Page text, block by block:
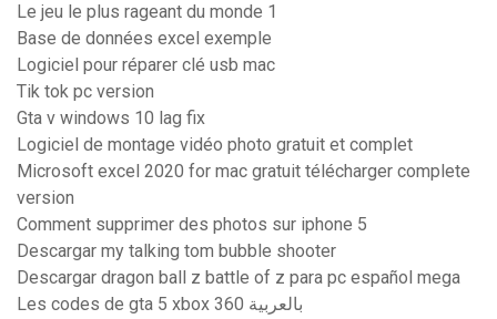
Le jeu le plus rageant du monde 1
Base de données excel exemple
Logiciel pour réparer clé usb mac
Tik tok pc version
Gta v windows 10 lag fix
Logiciel de montage vidéo photo gratuit et complet
Microsoft excel 2020 for mac gratuit télécharger complete
version
Comment supprimer des photos sur iphone 5
Descargar my talking tom bubble shooter
Descargar dragon ball z battle of z para pc español mega
Les codes de gta 5 xbox 360 بالعربية